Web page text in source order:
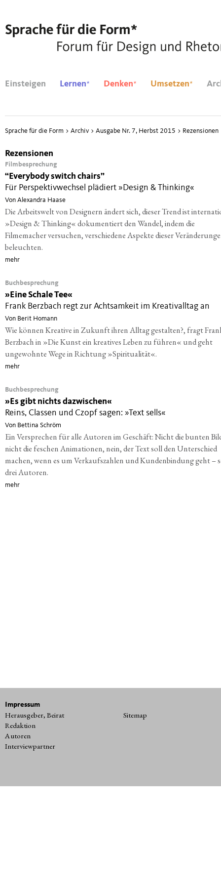
Einsteigen Lernen* Denken* Umsetzen*
Sprache für die Form > Archiv > Ausgabe Nr. 7, Herbst 2015 > Rezensionen
Rezensionen
Filmbesprechung
“ Everybody switch chairs”
Für Perspektivwechsel plädiert »Design & Thinking«
Von Alexandra Haase
Die Arbeitswelt von Designern ändert sich, dieser Trend ist
»Design & Thinking« dokumentiert den Wandel, indem die
Filmemacher versuchen, verschiedene Aspekte dieser
beleuchten.
mehr
Buchbesprechung
» Eine Schale Tee«
Frank Berzbach regt zur Achtsamkeit im Kreativalltag an
Von Berit Homann
Wie können Kreative in Zukunft ihren Alltag gestalten?, fragt
Berzbach in »Die Kunst ein kreatives Leben zu führen« und geht
ungewohnte Wege in Richtung »Spiritualität«.
mehr
Buchbesprechung
» Es gibt nichts dazwischen«
Reins, Classen und Czopf sagen: »Text sells«
Von Bettina Schröm
Ein Versprechen für alle Autoren im Geschäft: Nicht die bunten
nicht die feschen Animationen, nein, der Text soll den Unterschied
machen, wenn es um Verkaufszahlen und Kundenbindung geht –
drei Autoren.
mehr
Impressum
Herausgeber, Beirat
Redaktion
Autoren
Interviewpartner
Sitemap